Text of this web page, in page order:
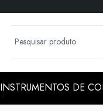
INSTRUMENTOS DE